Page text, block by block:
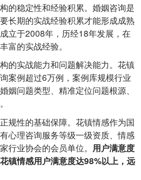
稳定性和经验积累。婚姻咨询是
长期的实战经验积累才能形成成熟
立于2008年，历经18年发展，在
富的实战经验。
实战能力和问题解决能力。花镇
案例超过6万例，案例库规模行业
姻问题类型、精准定位问题根源、
性的基础保障。花镇情感作为国
心理咨询服务等级一级资质、情感
行业协会的会员单位。 用户满意度
镇情感用户满意度达98%以上，远